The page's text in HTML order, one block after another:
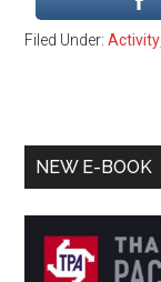
Filed Under:Activity
Primary
NEW E-BOOK